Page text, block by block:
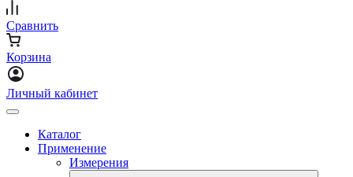
Сравнить
Корзина
Личный кабинет
Каталог
Применение
Измерения